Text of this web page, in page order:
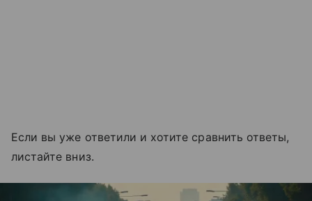
Если вы уже ответили и хотите сравнить ответы,
листайте вниз.